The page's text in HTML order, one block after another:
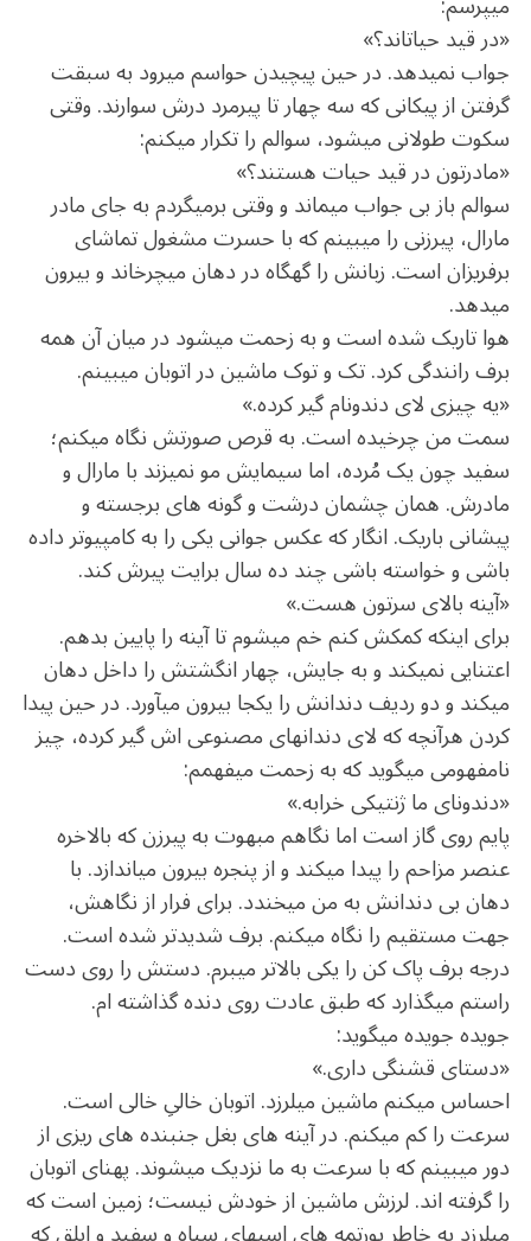
«در قید حیات‏اند؟»
جواب نمی‏دهد. در حین پیچیدن حواسم می‏رود به سبقت
گرفتن از پیکانی که سه چهار تا پیرمرد درش سوارند. وقتی
سکوت طولانی می‏شود، سوالم را تکرار می‏کنم:
«مادرتون در قید حیات هستند؟»
سوالم باز بی‏ جواب می‏ماند و وقتی برمی‏گردم به جای مادر
مارال، پیرزنی را می‏بینم که با حسرت مشغول تماشای
برف‏ریزان است. زبانش را گهگاه در دهان می‏چرخاند و بیرون
می‏دهد.
هوا تاریک شده است و به زحمت می‏شود در میان آن همه
برف رانندگی کرد. تک و توک ماشین در اتوبان می‏بینم.
«یه چیزی لای دندونام گیر کرده.»
سمت من چرخیده است. به قرص صورتش نگاه می‏کنم؛
سفید چون یک مُرده، اما سیمایش مو نمی‏زند با مارال و
مادرش. همان چشمان درشت و گونه‏ های برجسته و
پیشانی باریک. انگار که عکس جوانی یکی را به کامپیوتر داده
باشی و خواسته باشی چند ده سال برایت پیرش کند.
«آینه بالای سرتون هست.»
برای این‏که کمکش کنم خم می‏شوم تا آینه را پایین بدهم.
اعتنایی نمی‏کند و به جایش، چهار انگشتش را داخل دهان
می‏کند و دو ردیف دندانش را یکجا بیرون می‏آورد. در حین پیدا
کردن هرآن‏چه که لای دندان‏های مصنوعی ‏اش گیر کرده، چیز
نامفهومی می‏گوید که به زحمت می‏فهمم:
«دندونای ما ژنتیکی خرابه.»
پایم روی گاز است اما نگاهم مبهوت به پیرزن که بالاخره
عنصر مزاحم را پیدا می‏کند و از پنجره بیرون می‏اندازد. با
دهان بی‏ دندانش به من می‏خندد. برای فرار از نگاهش،
جهت مستقیم را نگاه می‏کنم. برف شدیدتر شده است.
درجه برف ‏پاک‏ کن را یکی بالاتر می‏برم. دستش را روی دست
راستم می‏گذارد که طبق عادت روی دنده گذاشته ‏ام.
جویده جویده می‏گوید:
«دستای قشنگی داری.»
احساس می‏کنم ماشین می‏لرزد. اتوبان خالیِ خالی است.
سرعت را کم می‏کنم. در آینه های بغل جنبنده ‏های ریزی از
دور می‏بینم که با سرعت به ما نزدیک می‏شوند. پهنای اتوبان
را گرفته‏ اند. لرزش ماشین از خودش نیست؛ زمین است که